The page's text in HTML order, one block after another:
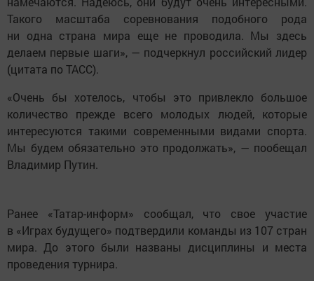
Такого масштаба соревнования подобного рода
ни одна страна мира еще не проводила. Мы здесь
делаем первые шаги», — подчеркнул российский лидер
(цитата по ТАСС).
«Очень бы хотелось, чтобы это привлекло большое
количество прежде всего молодых людей, которые
интересуются такими современными видами спорта.
Мы будем обязательно это продолжать», — пообещал
Владимир Путин.
Ранее «Татар-информ» сообщал, что свое участие
в «Играх будущего» подтвердили команды из 107 стран
мира. До этого были названы дисциплины и места
проведения турнира.